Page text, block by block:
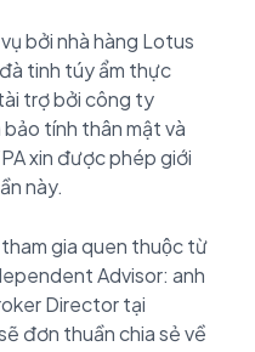
bởi nhà hàng Lotus
tinh túy ẩm thực
trợ bởi công ty
bảo tính thân mật và
xin được phép giới
này.
gia quen thuộc từ
Advisor: anh
Director tại
đơn thuần chia sẻ về